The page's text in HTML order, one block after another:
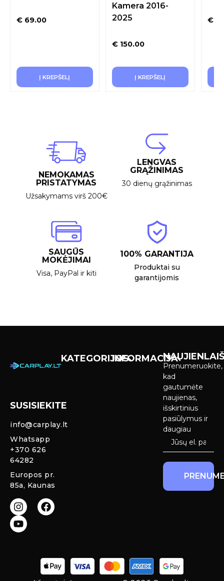
€ 69.00
Į KREPŠELĮ
Kamera 2016-
2025
€150.00
Į KREPŠELĮ
€
NEMOKAMAS
PRISTATYMAS
Užsakymams virš 200€
LENGVAS
GRĄŽINIMAS
30 dienų grąžinimas
SAUGŪS
MOKĖJIMAI
Visa, PayPal ir kiti
100% GARANTIJA
Produktai su
garantijomis
SUSISIEKITE
info@carplay.lt
Whatsapp
+370 626
64282
Europos pr.
85a, Kaunas
KATEGORIJOS
galinio vaizdo
INFORMACIJA
Prenumeruokite,
kad
gautumėte
naujienas,
išskirtinius
pasiūlymus ir
daugiau